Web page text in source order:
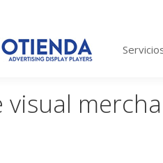
visual